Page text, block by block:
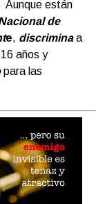
Aunque están
de
e, discriminaa
años y
para las